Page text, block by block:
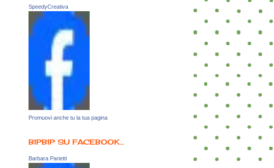
SpeedyCreativa
Promuovi anche tu la tua pagina
BIPBIP SU FACEBOOK...
Barbara Parietti